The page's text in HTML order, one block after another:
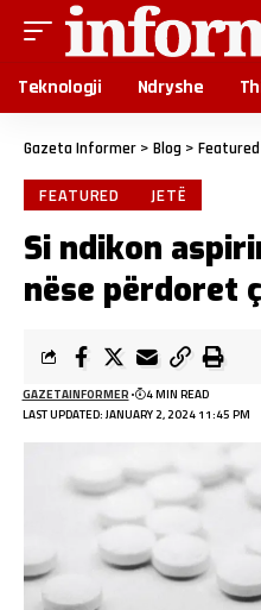
Teknologji Ndryshe
Gazeta Informer > Blog > Featured
FEATURED JETË
Si ndikon
nëse përdoret
LAST UPDATED: JANUARY 2, 2024 11:45 PM
GAZETAINFORMER 4 MIN READ